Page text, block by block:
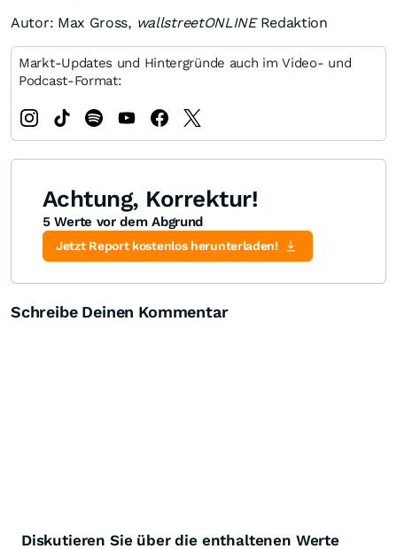
Autor: Max Gross, wallstreetONLINERedaktion
Markt-Updates und Hintergründe auch im Video- und
Podcast-Format:
Achtung, Korrektur!
5 Werte vor dem Abgrund
Jetzt Report kostenlos herunterladen!
Schreibe Deinen Kommentar
Diskutieren Sie über die enthaltenen Werte